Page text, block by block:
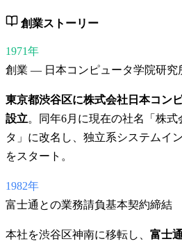
創業ストーリー
1971年
創業 — 日本コンピュータ学院研究
東京都渋谷区に株式会社日本コン
設立。同年6月に現在の社名「株
タ」に改名し、独立系システムイ
をスタート。
1982年
富士通との業務請負基本契約締結
本社を渋谷区神南に移転し、 富士